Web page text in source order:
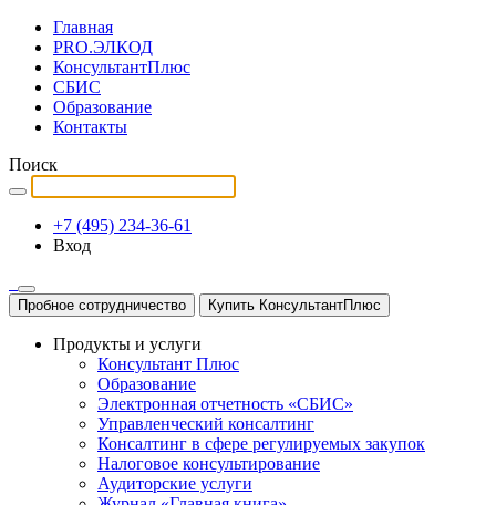
Главная
PRO.ЭЛКОД
КонсультантПлюс
СБИС
Образование
Контакты
Поиск
+7 (495) 234-36-61
Вход
Пробное сотрудничество Купить КонсультантПлюс
Продукты и услуги
Консультант Плюс
Образование
Электронная отчетность «СБИС»
Управленческий консалтинг
Консалтинг в сфере регулируемых закупок
Налоговое консультирование
Аудиторские услуги